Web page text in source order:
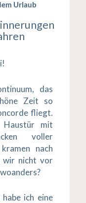
Urlaub
das
Zeit so
fliegt.
mit
voller
nach
wir nicht vor
ich eine